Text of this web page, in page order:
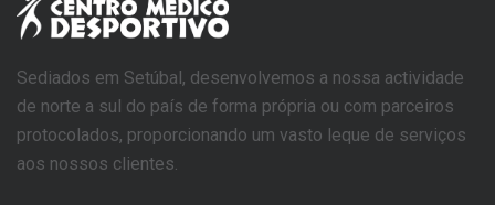
Sediados em Setúbal, desenvolvemos a nossa actividade
de norte a sul do país de forma própria ou com parceiros
protocolados, proporcionando um vasto leque de serviços
aos nossos clientes.